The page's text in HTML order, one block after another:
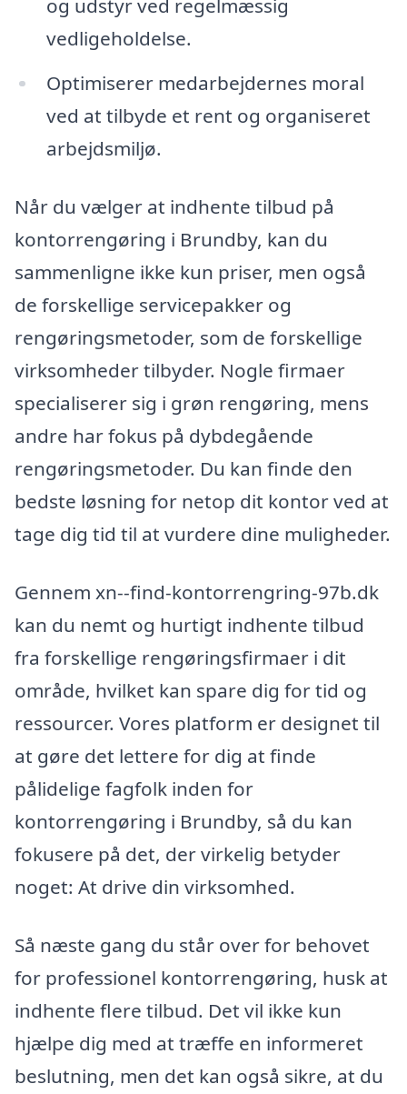
og udstyr ved regelmæssig
vedligeholdelse.
Optimiserer medarbejdernes moral
ved at tilbyde et rent og organiseret
arbejdsmiljø.
Når du vælger at indhente tilbud på
kontorrengøring i Brundby, kan du
sammenligne ikke kun priser, men også
de forskellige servicepakker og
rengøringsmetoder, som de forskellige
virksomheder tilbyder. Nogle firmaer
specialiserer sig i grøn rengøring, mens
andre har fokus på dybdegående
rengøringsmetoder. Du kan finde den
bedste løsning for netop dit kontor ved at
tage dig tid til at vurdere dine muligheder.
Gennem xn--find-kontorrengring-97b.dk
kan du nemt og hurtigt indhente tilbud
fra forskellige rengøringsfirmaer i dit
område, hvilket kan spare dig for tid og
ressourcer. Vores platform er designet til
at gøre det lettere for dig at finde
pålidelige fagfolk inden for
kontorrengøring i Brundby, så du kan
fokusere på det, der virkelig betyder
noget: At drive din virksomhed.
Så næste gang du står over for behovet
for professionel kontorrengøring, husk at
indhente flere tilbud. Det vil ikke kun
hjælpe dig med at træffe en informeret
beslutning, men det kan også sikre, at du